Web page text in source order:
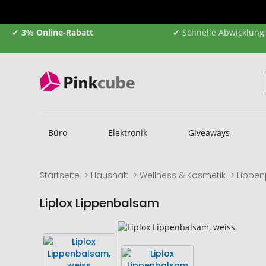
✔ 3% Online-Rabatt ✔ Schnelle Abwicklung
Büro Elektronik Giveaways
Startseite Haushalt Wellness & Kosmetik
Liplox Lippenbalsam
Ende
der
Bildgalerie
Anfang
der
Bildgalerie